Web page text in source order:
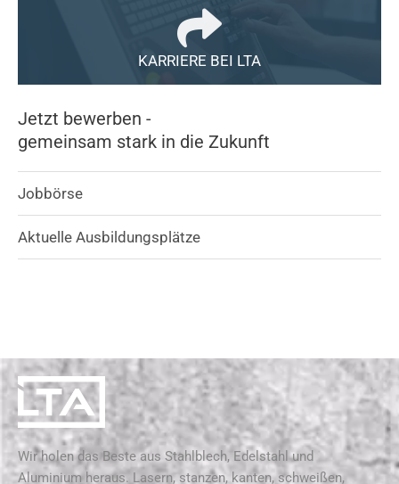
KARRIERE BEI LTA
Jetzt bewerben -
gemeinsam stark in die Zukunft
Jobbörse
Aktuelle Ausbildungsplätze
Wir holen das Beste aus Stahlblech, Edelstahl und
Aluminium heraus. Lasern, stanzen, kanten, schweißen,